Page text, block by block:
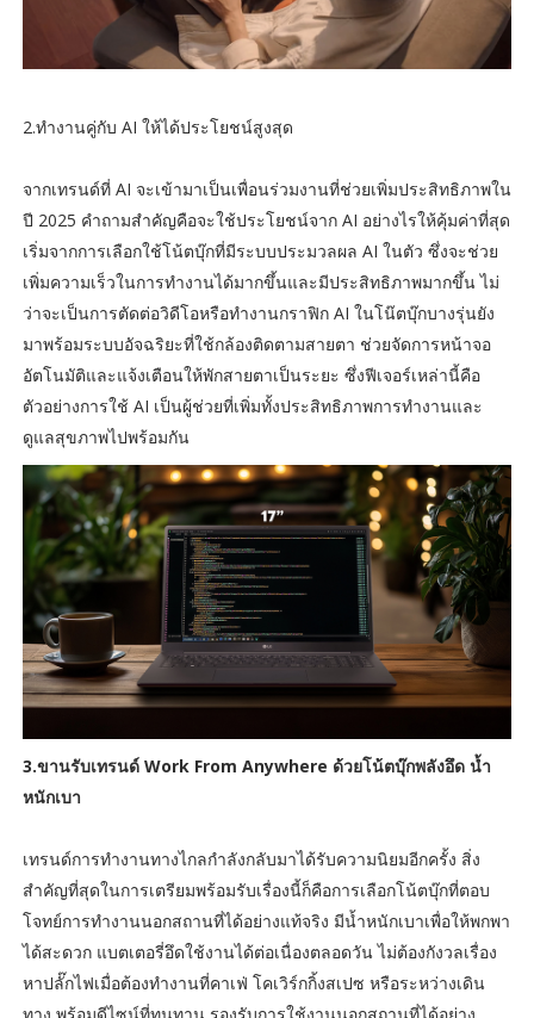
2.ทำงานคู่กับ AI ให้ได้ประโยชน์สูงสุด
จากเทรนด์ที่ AI จะเข้ามาเป็นเพื่อนร่วมงานที่ช่วยเพิ่มประสิทธิภาพใน
ปี 2025 คำถามสำคัญคือจะใช้ประโยชน์จาก AI อย่างไรให้คุ้มค่าที่สุด
เริ่มจากการเลือกใช้โน้ตบุ๊กที่มีระบบประมวลผล AI ในตัว ซึ่งจะช่วย
เพิ่มความเร็วในการทำงานได้มากขึ้นและมีประสิทธิภาพมากขึ้น ไม่
ว่าจะเป็นการตัดต่อวิดีโอหรือทำงานกราฟิก AI ในโน๊ตบุ๊กบางรุ่นยัง
มาพร้อมระบบอัจฉริยะที่ใช้กล้องติดตามสายตา ช่วยจัดการหน้าจอ
อัตโนมัติและแจ้งเตือนให้พักสายตาเป็นระยะ ซึ่งฟีเจอร์เหล่านี้คือ
ตัวอย่างการใช้ AI เป็นผู้ช่วยที่เพิ่มทั้งประสิทธิภาพการทำงานและ
ดูแลสุขภาพไปพร้อมกัน
3.ขานรับเทรนด์ Work From Anywhere ด้วยโน้ตบุ๊กพลังอึด น้ำ
หนักเบา
เทรนด์การทำงานทางไกลกำลังกลับมาได้รับความนิยมอีกครั้ง สิ่ง
สำคัญที่สุดในการเตรียมพร้อมรับเรื่องนี้ก็คือการเลือกโน้ตบุ๊กที่ตอบ
โจทย์การทำงานนอกสถานที่ได้อย่างแท้จริง มีน้ำหนักเบาเพื่อให้พกพา
ได้สะดวก แบตเตอรี่อึดใช้งานได้ต่อเนื่องตลอดวัน ไม่ต้องกังวลเรื่อง
หาปลั๊กไฟเมื่อต้องทำงานที่คาเฟ่ โคเวิร์กกิ้งสเปซ หรือระหว่างเดิน